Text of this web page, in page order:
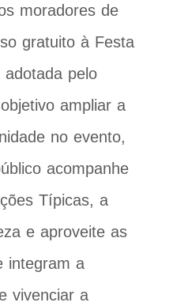
moradores de
gratuito à Festa
adotada pelo
ampliar a
no evento,
acompanhe
Típicas, a
e aproveite as
integram a
vivenciar a